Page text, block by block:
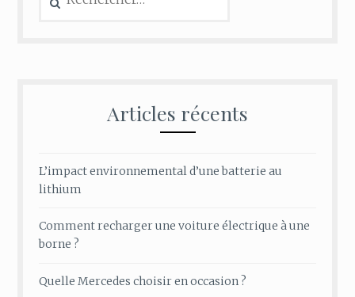
Articles récents
L’impact environnemental d’une batterie au
lithium
Comment recharger une voiture électrique à une
borne ?
Quelle Mercedes choisir en occasion ?